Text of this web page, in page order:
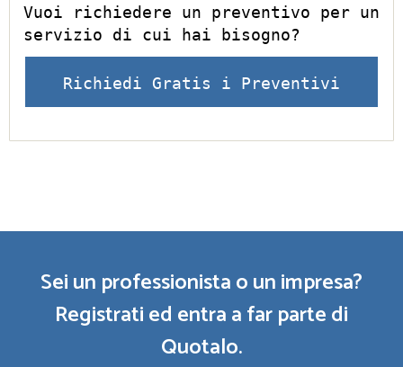
Vuoi richiedere un preventivo per un
servizio di cui hai bisogno?
Richiedi Gratis i Preventivi
Sei un professionista o un impresa?
Registrati ed entra a far parte di
Quotalo.